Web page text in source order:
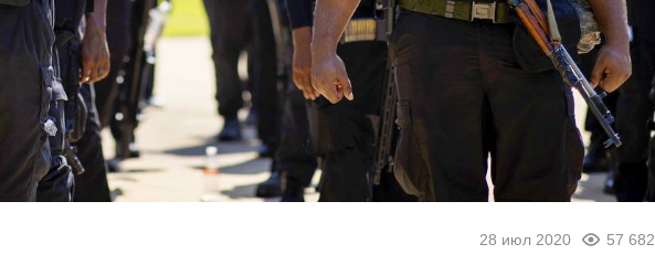
28 июл 2020 57 682